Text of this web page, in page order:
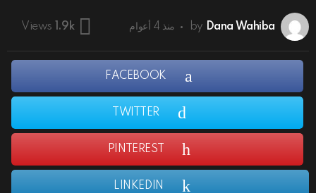
by Dana Wahiba منذ 4 أعوام 1.9k
Views
FACEBOOK
TWITTER
PINTEREST
LINKEDIN